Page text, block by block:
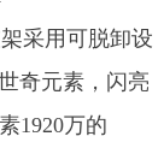
采用可脱卸设
奇元素，闪亮
1920万的